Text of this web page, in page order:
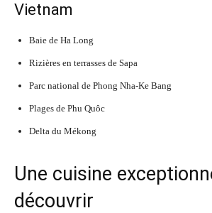
Vietnam
Baie de Ha Long
Rizières en terrasses de Sapa
Parc national de Phong Nha-Ke Bang
Plages de Phu Quôc
Delta du Mékong
Une cuisine
découvrir